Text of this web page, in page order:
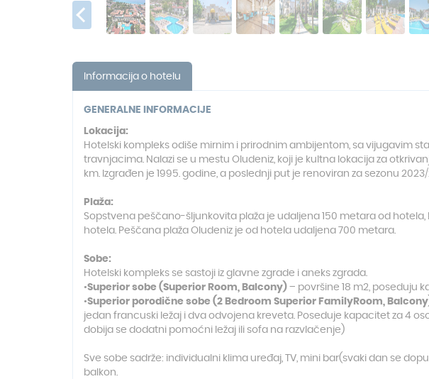
Informacija o hotelu
GENERALNE INFORMACIJE
Lokacija:
Hotelski kompleks odiše mirnim i prirodnim ambijentom, sa vijugavim
travnjacima. Nalazi se u mestu Oludeniz, koji je kultna lokacija za
km. Izgrađen je 1995. godine, a poslednji put je renoviran za sezonu
Plaža:
Sopstvena peščano-šljunkovita plaža je udaljena 150 metara od hotela,
hotela. Peščana plaža Oludeniz je od hotela udaljena 700 metara.
Sobe:
Hotelski kompleks se sastoji iz glavne zgrade i aneks zgrada.
•Superior sobe (Superior Room, Balcony) – površine 18 m2, poseduju
•Superior porodične sobe (2 Bedroom Superior FamilyRoom,
jedan francuski ležaj i dva odvojena kreveta. Poseduje kapacitet za 4
dobija se dodatni pomoćni ležaj ili sofa na razvlačenje)
Sve sobe sadrže: individualni klima uređaj, TV, mini bar(svaki dan se
balkon.